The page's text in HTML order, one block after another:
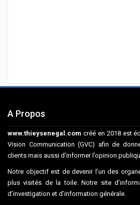
A Propos
www.thieysenegal.com créé en 2018 est
Vision Communication (GVC) afin de
clients mais aussi d’informer l’opinion
Notre objectif est de devenir l’un des
plus visités de la toile. Notre site
d’investigation et d’information générale.